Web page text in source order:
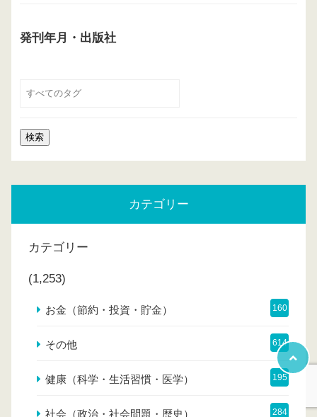
発刊年月・出版社
カテゴリー
カテゴリー
(1,253)
お金（節約・投資・貯金） 160
その他 614
健康（科学・生活習慣・医学） 195
社会（政治・社会問題・歴史） 284